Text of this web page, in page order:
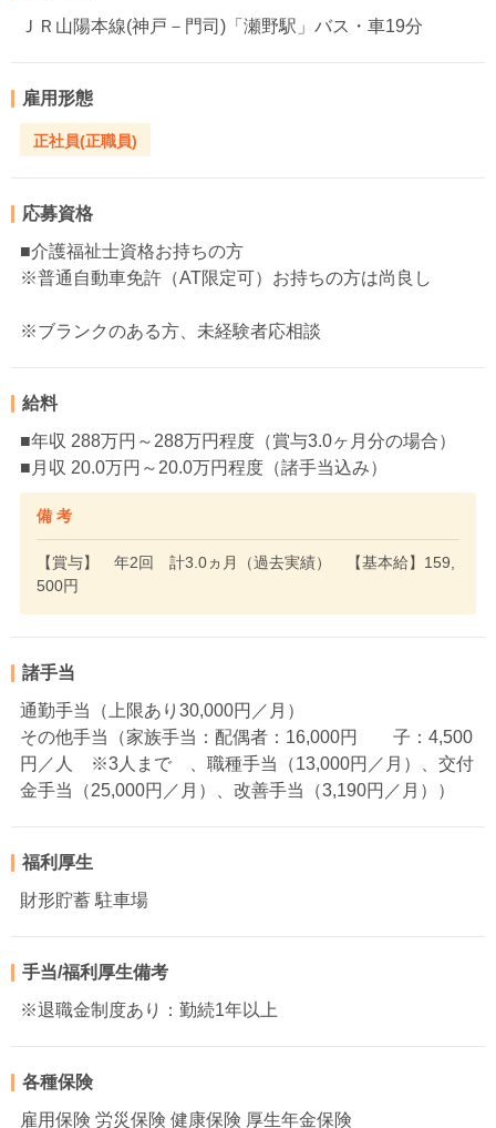
ＪＲ山陽本線(神戸－門司)「瀬野駅」バス・車19分
雇用形態
正社員(正職員)
応募資格
■介護福祉士資格お持ちの方
※普通自動車免許（AT限定可）お持ちの方は尚良し
※ブランクのある方、未経験者応相談
給料
■年収 288万円～288万円程度（賞与3.0ヶ月分の場合）
■月収 20.0万円～20.0万円程度（諸手当込み）
備 考
【賞与】 年2回 計3.0ヵ月（過去実績） 【基本給】159,
500円
諸手当
通勤手当（上限あり30,000円／月）
その他手当（家族手当：配偶者：16,000円 子：4,500
円／人 ※3人まで 、職種手当（13,000円／月）、交付
金手当（25,000円／月）、改善手当（3,190円／月））
福利厚生
財形貯蓄 駐車場
手当/福利厚生備考
※退職金制度あり：勤続1年以上
各種保険
雇用保険 労災保険 健康保険 厚生年金保険